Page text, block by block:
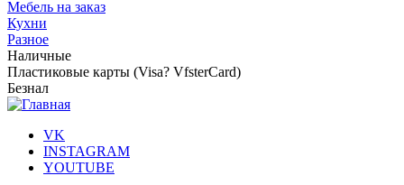
Мебель на заказ
Кухни
Разное
Наличные
Пластиковые карты (Visa? VfsterCard)
Безнал
VK
INSTAGRAM
YOUTUBE